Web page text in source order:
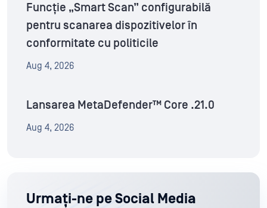
Funcție „Smart Scan” configurabilă
pentru scanarea dispozitivelor în
conformitate cu politicile
Aug 4, 2026
Lansarea MetaDefender™ Core .21.0
Aug 4, 2026
Urmați-ne pe Social Media